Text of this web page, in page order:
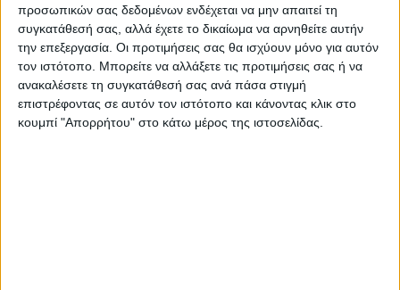
προσωπικών σας δεδομένων ενδέχεται να μην απαιτεί τη
συγκατάθεσή σας, αλλά έχετε το δικαίωμα να αρνηθείτε αυτήν
την επεξεργασία. Οι προτιμήσεις σας θα ισχύουν μόνο για αυτόν
τον ιστότοπο. Μπορείτε να αλλάξετε τις προτιμήσεις σας ή να
ανακαλέσετε τη συγκατάθεσή σας ανά πάσα στιγμή
επιστρέφοντας σε αυτόν τον ιστότοπο και κάνοντας κλικ στο
κουμπί "Απορρήτου" στο κάτω μέρος της ιστοσελίδας.
Περιπέτεια για τον πρόεδρο του Ε.Κ.Λ
Γιάννη Σκόκα